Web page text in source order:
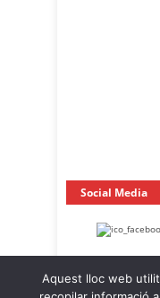
Social Media
Aquest lloc web